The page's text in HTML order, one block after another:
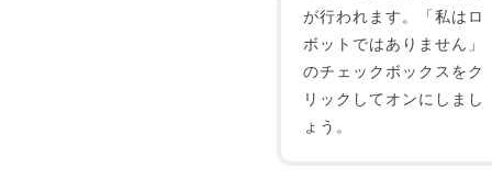
が行われます。「私はロ
ボットではありません」
のチェックボックスをク
リックしてオンにしまし
ょう。